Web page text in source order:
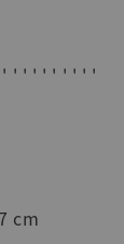
' ' ' ' ' ' ' ' '
cm